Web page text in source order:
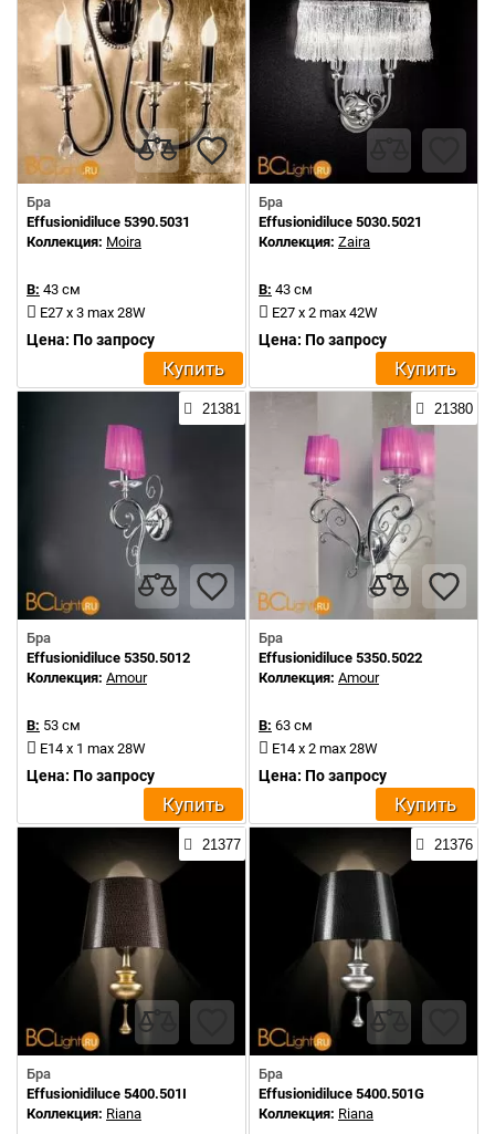
Бра
Effusionidiluce 5390.5031
Коллекция: Moira
В: 43 см
E27 x 3 max 28W
Цена: По запросу
Купить
Бра
Effusionidiluce 5030.5021
Коллекция: Zaira
В: 43 см
E27 x 2 max 42W
Цена: По запросу
Купить
21381
Бра
Effusionidiluce 5350.5012
Коллекция: Amour
В: 53 см
E14 x 1 max 28W
Цена: По запросу
Купить
21380
Бра
Effusionidiluce 5350.5022
Коллекция: Amour
В: 63 см
E14 x 2 max 28W
Цена: По запросу
Купить
21377
Бра
Effusionidiluce 5400.501I
Коллекция: Riana
21376
Бра
Effusionidiluce 5400.501G
Коллекция: Riana